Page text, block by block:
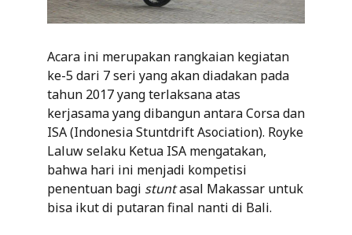
Acara ini merupakan rangkaian kegiatan
ke-5 dari 7 seri yang akan diadakan pada
tahun 2017 yang terlaksana atas
kerjasama yang dibangun antara Corsa dan
ISA (Indonesia Stuntdrift Asociation). Royke
Laluw selaku Ketua ISA mengatakan,
bahwa hari ini menjadi kompetisi
penentuan bagi stuntasal Makassar untuk
bisa ikut di putaran final nanti di Bali.